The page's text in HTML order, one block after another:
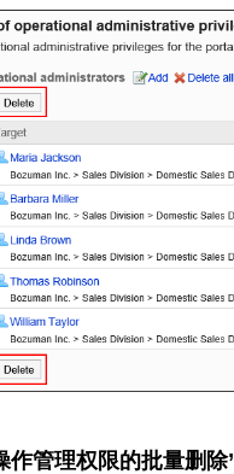
作管理权限的批量删